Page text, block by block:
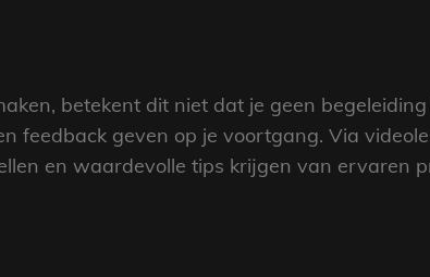
betekent dit niet dat je geen
feedback geven op je voortgang. Via
en waardevolle tips krijgen van ervaren